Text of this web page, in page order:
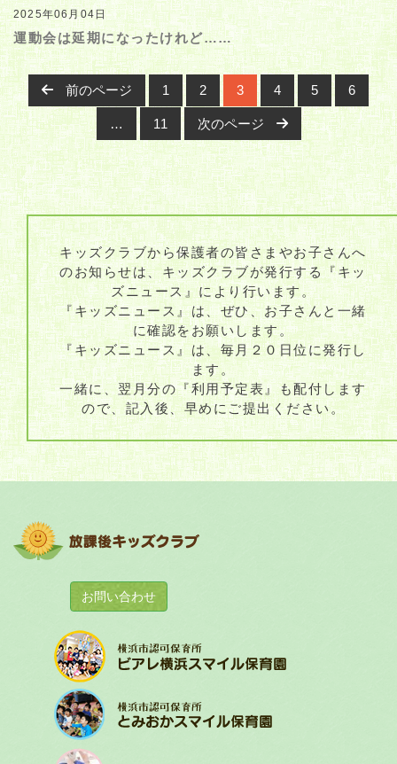
2025年06月04日
運動会は延期になったけれど……
Posts navigation
前のページ 1 2 3 4 5 6
… 11 次のページ
キッズクラブから保護者の皆さまやお子さんへ
のお知らせは、キッズクラブが発行する『キッ
ズニュース』により行います。
『キッズニュース』は、ぜひ、お子さんと一緒
に確認をお願いします。
『キッズニュース』は、毎月２０日位に発行し
ます。
一緒に、翌月分の『利用予定表』も配付します
ので、記入後、早めにご提出ください。
お問い合わせ